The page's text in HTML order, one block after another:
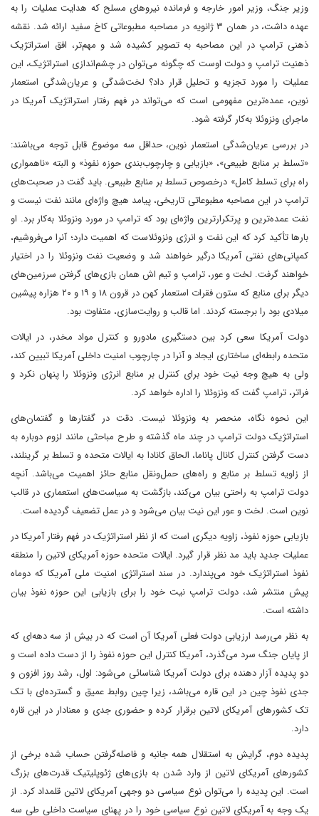
وزیر جنگ، وزیر امور خارجه و فرمانده نیروهای مسلح که هدایت عملیات را به‌
عهده داشت، در همان ۳ ژانویه در مصاحبه مطبوعاتی کاخ سفید ارائه شد. نقشه
ذهنی ترامپ در این مصاحبه به تصویر کشیده شد و مهم‌تر، افق استراتژیک
ذهنیت ترامپ و دولت اوست که چگونه می‌توان در چشم‌اندازی استراتژیک، این
عملیات را مورد تجزیه و تحلیل قرار داد؟ لخت‌شدگی و عریان‌شدگی استعمار
نوین، عمده‌ترین مفهومی است که می‌تواند در فهم رفتار استراتژیک آمریکا در
ماجرای ونزوئلا به‌کار گرفته شود.
در بررسی عریان‌شدگی استعمار نوین، حداقل سه موضوع قابل توجه می‌باشند:
«تسلط بر منابع طبیعی»، «بازیابی و چارچوب‌بندی حوزه نفوذ» و البته «ناهمواری
راه برای تسلط کامل» درخصوص تسلط بر منابع طبیعی. باید گفت در صحبت‌های
ترامپ در این مصاحبه مطبوعاتی تاریخی، پیامد هیچ واژه‌ای مانند نفت نیست و
نفت عمده‌ترین و پرتکرارترین واژه‌ای بود که ترامپ در مورد ونزوئلا به‌کار برد. او
بارها تأکید کرد که این نفت و انرژی ونزوئلاست که اهمیت دارد؛ آنرا می‌فروشیم،
کمپانی‌های نفتی آمریکا درگیر خواهند شد و وضعیت نفت ونزوئلا را در اختیار
خواهند گرفت. لخت و عور، ترامپ و تیم اش همان بازی‌های گرفتن سرزمین‌های
دیگر برای منابع که ستون فقرات استعمار کهن در قرون ۱۸ و ۱۹ و ۲۰ هزاره پیشین
میلادی بود را برجسته کردند. اما قالب و روایت‌سازی، متفاوت بود.
دولت آمریکا سعی کرد بین دستگیری مادورو و کنترل مواد مخدر، در ایالات
متحده رابطه‌ای ساختاری ایجاد و آنرا در چارچوب امنیت داخلی آمریکا تبیین کند،
ولی به هیچ وجه نیت خود برای کنترل بر منابع انرژی ونزوئلا را پنهان نکرد و
فراتر، ترامپ گفت که ونزوئلا را اداره خواهد کرد.
این نحوه نگاه، منحصر به ونزوئلا نیست. دقت در گفتارها و گفتمان‌های
استراتژیک دولت ترامپ در چند ماه گذشته و طرح مباحثی مانند لزوم دوباره به
دست گرفتن کنترل کانال پاناما، الحاق کانادا به ایالات متحده و تسلط بر گرینلند،
از زاویه تسلط بر منابع و راه‌های حمل‌ونقل منابع حائز اهمیت می‌باشد. آنچه
دولت ترامپ به راحتی بیان می‌کند، بازگشت به سیاست‌های استعماری در قالب
نوین است. لخت و عور این نیت بیان می‌شود و در عمل تضعیف گردیده است.
بازیابی حوزه نفوذ، زاویه دیگری است که از نظر استراتژیک در فهم رفتار آمریکا در
عملیات جدید باید مد نظر قرار گیرد. ایالات متحده حوزه آمریکای لاتین را منطقه
نفوذ استراتژیک خود می‌پندارد. در سند استراتژی امنیت ملی آمریکا که دوماه
پیش منتشر شد، دولت ترامپ نیت خود را برای بازیابی این حوزه نفوذ بیان
داشته است.
به نظر می‌رسد ارزیابی دولت فعلی آمریکا آن است که در بیش از سه دهه‌ای که
از پایان جنگ سرد می‌گذرد، آمریکا کنترل این حوزه نفوذ را از دست داده است و
دو پدیده آزار دهنده برای دولت آمریکا شناسائی می‌شود: اول، رشد روز افزون و
جدی نفوذ چین در این قاره می‌باشد، زیرا چین روابط عمیق و گسترده‌ای با تک
تک کشورهای آمریکای لاتین برقرار کرده و حضوری جدی و معنادار در این قاره
دارد.
پدیده دوم، گرایش به استقلال همه جانبه و فاصله‌گرفتن حساب شده برخی از
کشورهای آمریکای لاتین از وارد شدن به بازی‌های ژئوپلیتیک قدرت‌های بزرگ
است. این پدیده را می‌توان نوع سیاسی دو وجهی آمریکای لاتین قلمداد کرد. از
یک وجه به آمریکای لاتین نوع سیاسی خود را در پهنای سیاست داخلی طی سه